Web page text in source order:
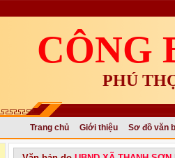
CÔNG
PHÚ
Trang chủ Giới thiệu
Sơ đồ văn